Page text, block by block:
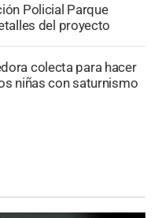
Policial Parque
del proyecto
colecta para hacer
niñas con saturnismo